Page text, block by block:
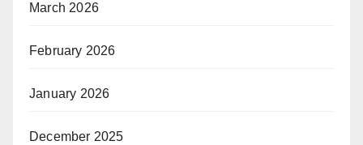
March 2026
February 2026
January 2026
December 2025